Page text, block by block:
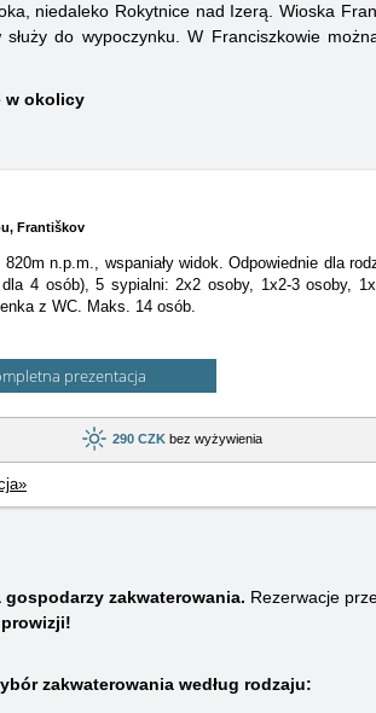
niedaleko Rokytnice nad Izerą. Wioska
do wypoczynku. W Franciszkowie
w okolicy
Františkov
n.p.m., wspaniały widok. Odpowiednie dla
4 osób), 5 sypialni: 2x2 osoby, 1x2-3 osoby,
z WC. Maks. 14 osób.
prezentacja
290 CZK bez wyżywienia
zakwaterowania. Rezerwacje
zakwaterowania według rodzaju: